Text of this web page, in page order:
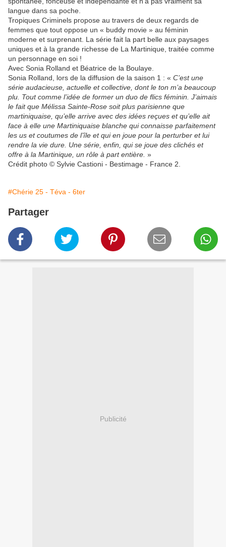
langue dans sa poche.
Tropiques Criminels propose au travers de deux regards de
femmes que tout oppose un « buddy movie » au féminin
moderne et surprenant. La série fait la part belle aux paysages
uniques et à la grande richesse de La Martinique, traitée comme
un personnage en soi !
Avec Sonia Rolland et Béatrice de la Boulaye.
Sonia Rolland, lors de la diffusion de la saison 1 : « C’est une
série audacieuse, actuelle et collective, dont le ton m’a beaucoup
plu. Tout comme l’idée de former un duo de flics féminin. J’aimais
le fait que Mélissa Sainte-Rose soit plus parisienne que
martiniquaise, qu’elle arrive avec des idées reçues et qu’elle ait
face à elle une Martiniquaise blanche qui connaisse parfaitement
les us et coutumes de l’île et qui en joue pour la perturber et lui
rendre la vie dure. Une série, enfin, qui se joue des clichés et
offre à la Martinique, un rôle à part entière. »
Crédit photo © Sylvie Castioni - Bestimage - France 2.
#Chérie 25 - Téva - 6ter
Partager
Publicité